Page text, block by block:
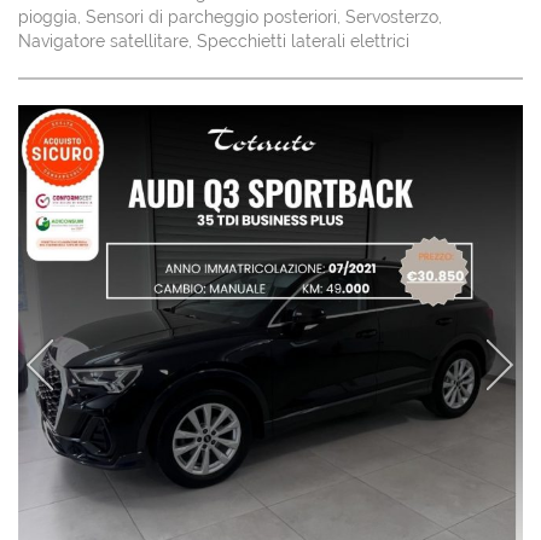
pioggia, Sensori di parcheggio posteriori, Servosterzo,
Navigatore satellitare, Specchietti laterali elettrici